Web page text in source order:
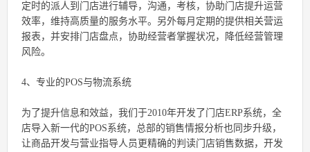
定时的派人到门店进行辅导，沟通，考核，协助门店提升运营
效率，维持高质量的服务水平。另外每月定期的提供相关营运
报表，并安排门店盘点，协助经营者掌握状况，降低经营管理
风险。
4、专业的POS与物流系统
为了提升信息和效益，我们于2010年开发了门店ERP系统，全
店导入新一代的POS系统，总部的销售情报分析也同步升级，
让商品开发与营业指导人员更精确的判读门店销售数据，开发